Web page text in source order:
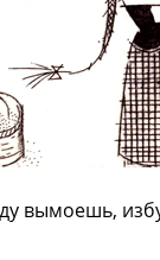
вымоешь,